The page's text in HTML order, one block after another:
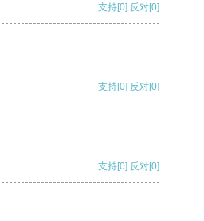
支持[0] 反对[0]
支持[0] 反对[0]
支持[0] 反对[0]